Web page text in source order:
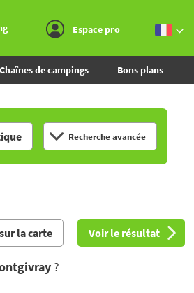
Espace pro
Chaînes de campings Bons plans
Recherche avancée
la carte Voir le résultat
?